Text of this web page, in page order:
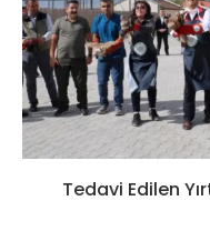
Tedavi Edilen